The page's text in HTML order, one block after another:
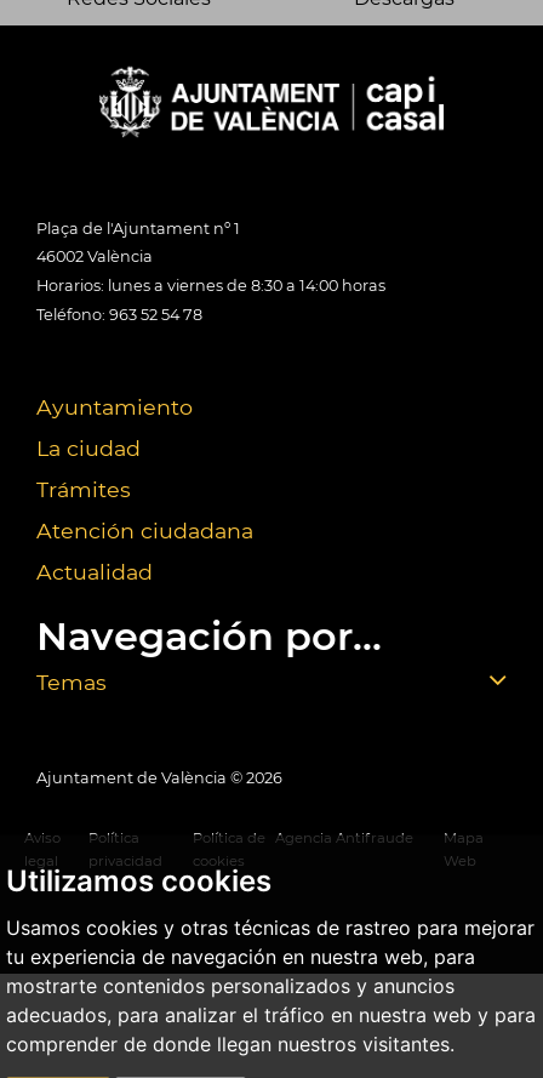
Utilizamos cookies
Usamos cookies y otras técnicas de rastreo para mejorar
tu experiencia de navegación en nuestra web, para
mostrarte contenidos personalizados y anuncios
adecuados, para analizar el tráfico en nuestra web y para
comprender de donde llegan nuestros visitantes.
Plaça de l'Ajuntament nº 1
46002 València
Horarios: lunes a viernes de 8:30 a 14:00 horas
Teléfono: 963 52 54 78
Ayuntamiento
La ciudad
Trámites
Atención ciudadana
Actualidad
Navegación por...
Temas
Ajuntament de València © 2026
Aviso
legal
Política
privacidad
Política de
cookies
Agencia Antifraude
Mapa
Web